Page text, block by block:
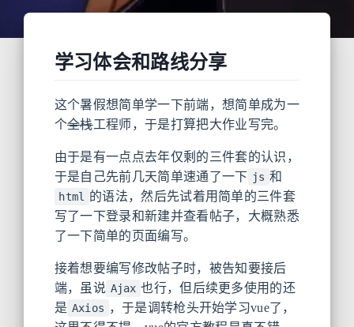
学习体会和路线分享
这个暑假想简单学一下前端，想简单成为一
个全栈工程师，于是打算把大作业写完。
由于是有一点点去年仅剩的三件套的认识，
于是自己先前几天简单速通了一下 js 和
html
的语法，然后先试着用简单的三件套
写了一下登录和新建并查看帖子，大概熟悉
了一下简单的页面编写。
接着想要编写修改帖子时，被告知要接后
端，虽说 Ajax 也行，但后续更多使用的还
是 Axios ，于是调转枪头开始学习vue了，